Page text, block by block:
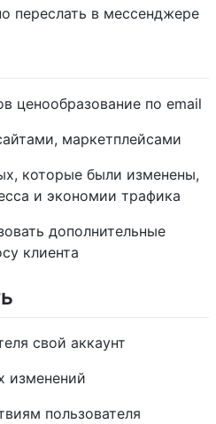
переслать в мессенджере
ценообразование по email
маркетплейсами
которые были изменены,
и экономии трафика
дополнительные
клиента
свой аккаунт
изменений
пользователя